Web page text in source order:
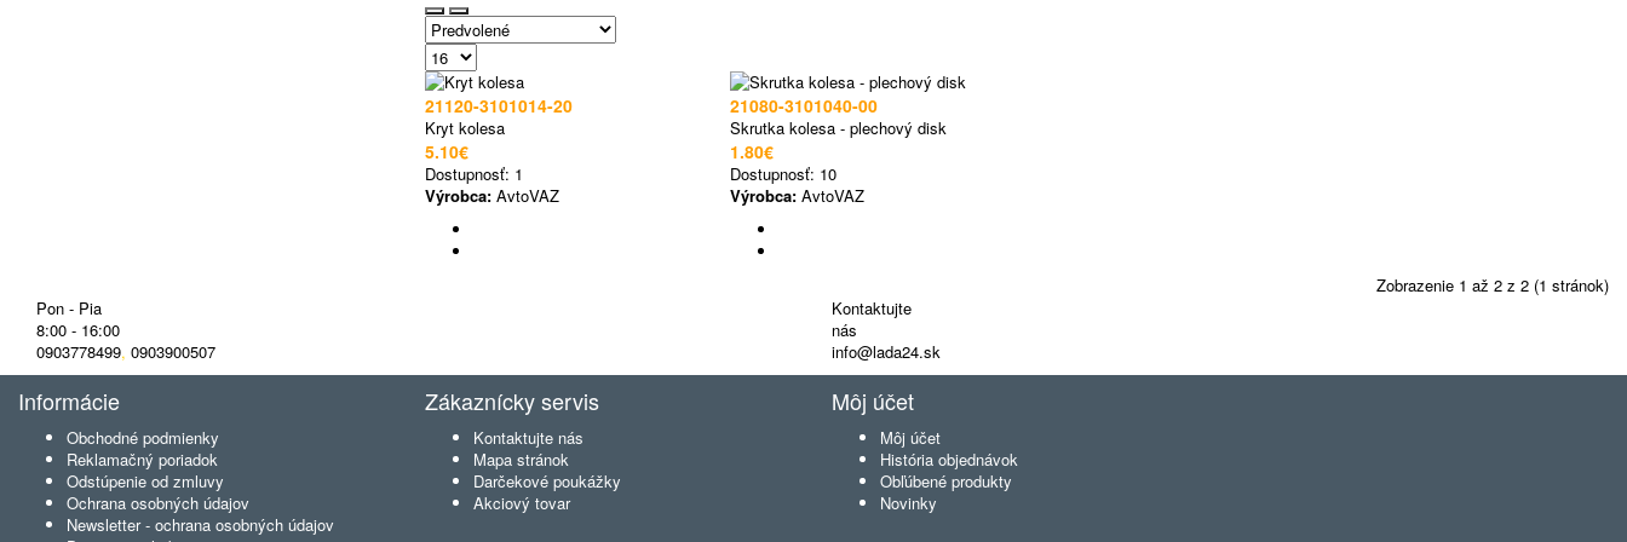
21120-3101014-20
Kryt kolesa
5.10€
Dostupnosť: 1
Výrobca: AvtoVAZ
21080-3101040-00
Skrutka kolesa - plechový disk
1.80€
Dostupnosť: 10
Výrobca: AvtoVAZ
Zobrazenie 1 až 2 z 2 (1 stránok)
Pon - Pia
8:00 - 16:00
0903778499, 0903900507
Kontaktujte
nás
info@lada24.sk
Informácie
Obchodné podmienky
Reklamačný poriadok
Odstúpenie od zmluvy
Ochrana osobných údajov
Newsletter - ochrana osobných údajov
Zákaznícky servis
Kontaktujte nás
Mapa stránok
Darčekové poukážky
Akciový tovar
Môj účet
Môj účet
História objednávok
Obľúbené produkty
Novinky